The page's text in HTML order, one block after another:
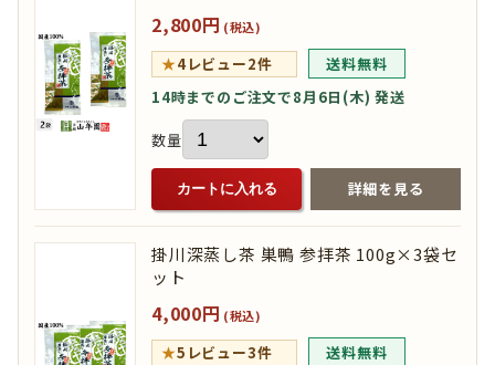
2,800円 (税込)
★4レビュー2件
送料無料
14時までのご注文で8月6日(木) 発送
数量
カートに入れる 詳細を見る
掛川深蒸し茶 巣鴨 参拝茶 100g×3袋セ
ット
4,000円 (税込)
★5 レビュー3件
送料無料